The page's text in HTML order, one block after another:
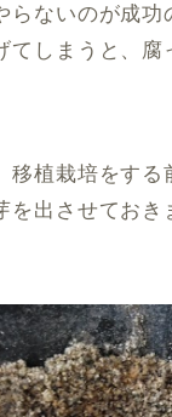
らないのが成
てしまうと、
移植栽培をす
を出させてお